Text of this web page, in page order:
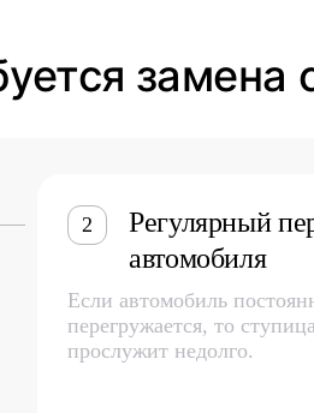
замена
2
Регулярный
автомобиля
Если автомобиль
перегружается, то
прослужит недолго.